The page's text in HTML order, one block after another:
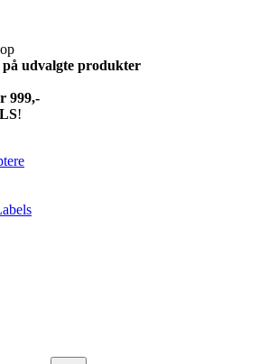
udvalgte produkter
kontor artikler og meget mere
999,-
!